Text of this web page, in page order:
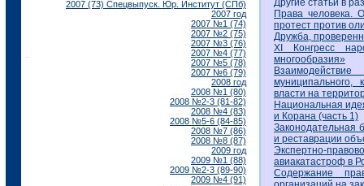
2007 (73) Спецвыпуск. Юр. Институт (СПб)
2007 год
2007 №1 (74)
2007 №2 (75)
2007 №3 (76)
2007 №4 (77)
2007 №5 (78)
2007 №6 (79)
2008 год
2008 №1 (80)
2008 №2-3 (81-82)
2008 №4 (83)
2008 №5-6 (84-85)
2008 №7 (86)
2008 №8 (87)
2009 год
2009 №1 (88)
2009 №2-3 (89-90)
2009 №4 (91)
Другие статьи в
Права человека.
протест против
Дружба,
XI Конгресс
многообразия»
муниципального,
власти на
Национальная
и Корана (часть 1)
Законодательная
и реставрации
Экспертно-
авиакатастроф в
Содержание